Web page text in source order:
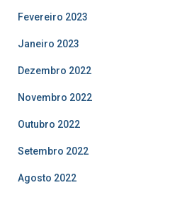
Fevereiro 2023
Janeiro 2023
Dezembro 2022
Novembro 2022
Outubro 2022
Setembro 2022
Agosto 2022